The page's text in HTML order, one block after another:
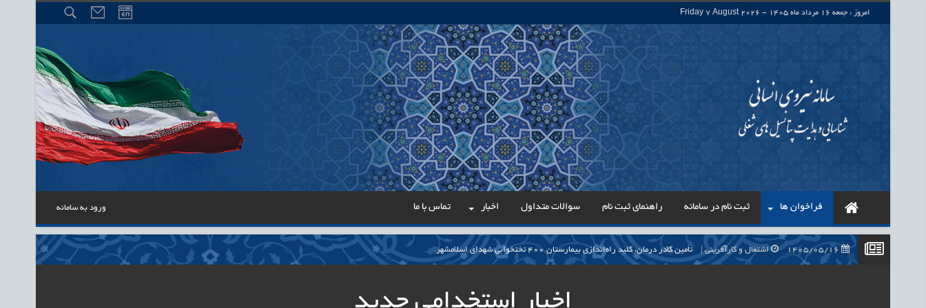
امروز : جمعه 16 مرداد ماه 1405 - Friday 7 August 2026
فراخوان ها ثبت نام در سامانه راهنمای ثبت نام سوالات متداول اخبار تماس با ما ورود به سامانه
اشتغال و کارآفرینی حذف واسطه‌ها در پرداخت حقوق ۷۰۰ هزار نیروی شرکتی، گامی در مسیر عدالت اداری